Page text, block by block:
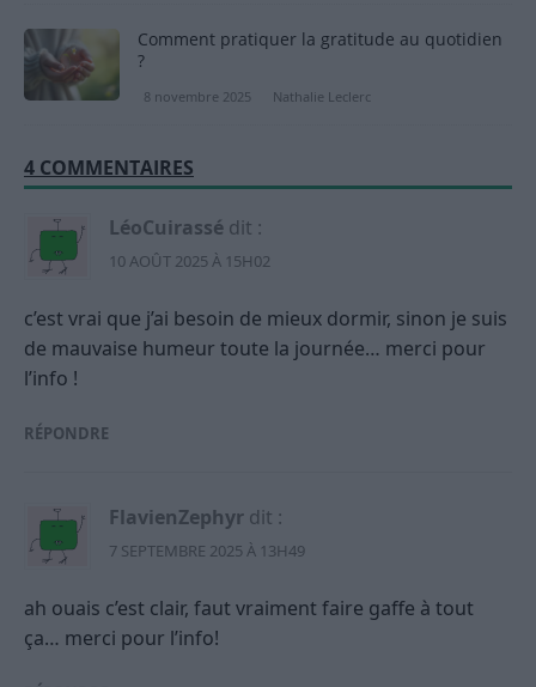
Comment pratiquer la gratitude au quotidien
?
8 novembre 2025 Nathalie Leclerc
4 COMMENTAIRES
LéoCuirassé dit :
10 AOÛT 2025 À 15H02
c’est vrai que j’ai besoin de mieux dormir, sinon je suis
de mauvaise humeur toute la journée… merci pour
l’info !
RÉPONDRE
FlavienZephyr dit :
7 SEPTEMBRE 2025 À 13H49
ah ouais c’est clair, faut vraiment faire gaffe à tout
ça… merci pour l’info!